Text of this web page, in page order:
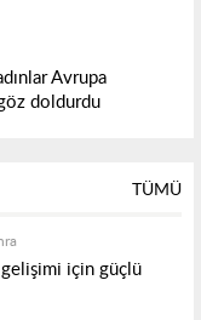
Avrupa
doldurdu
TÜMÜ
için güçlü